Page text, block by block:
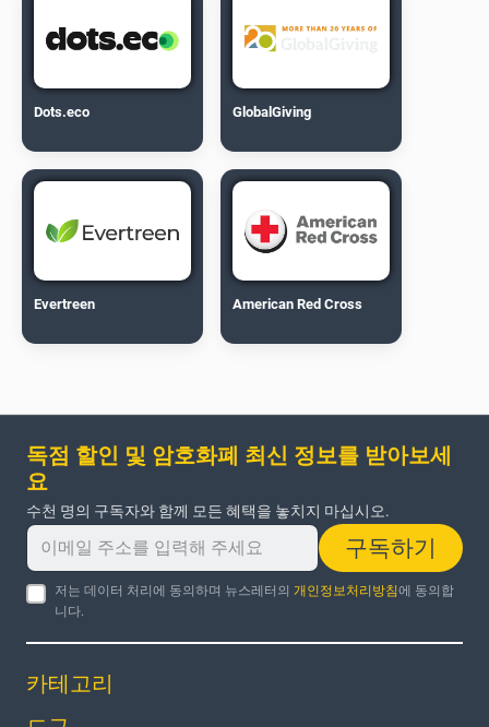
Dots.eco GlobalGiving
Evertreen American Red Cross
독점 할인 및 암호화폐 최신 정보를 받아보세
요
수천 명의 구독자와 함께 모든 혜택을 놓치지 마십시오.
구독하기
저는 데이터 처리에 동의하며 뉴스레터의 개인정보처리방침에 동의합
니다.
카테고리